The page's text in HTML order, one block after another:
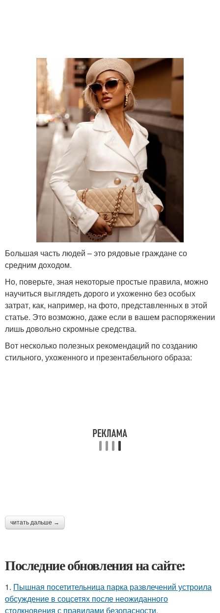
Большая часть людей – это рядовые граждане со
средним доходом.
Но, поверьте, зная некоторые простые правила, можно
научиться выглядеть дорого и ухоженно без особых
затрат, как, например, на фото, представленных в этой
статье. Это возможно, даже если в вашем распоряжении
лишь довольно скромные средства.
Вот несколько полезных рекомендаций по созданию
стильного, ухоженного и презентабельного образа:
читать дальше →
Последние обновления на сайте:
1. Пышная посетительница парка развлечений устроила
обсуждение в соцсетях после неожиданного
столкновения с правилами безопасности.